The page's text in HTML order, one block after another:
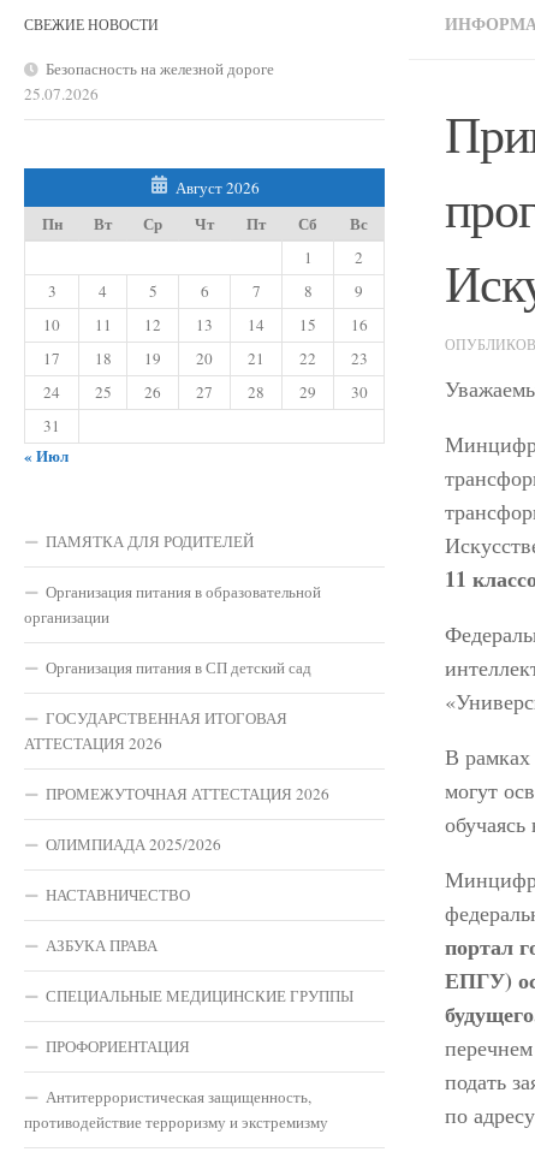
11
В рамках
могут
портал
ЕПГУ)
подать
по адресу
СВЕЖИЕ НОВОСТИ
Безопасность на железной дороге
25.07.2026
Август 2026
Пн Вт Ср Чт Пт Сб Вс
1
2
3
4 5 6 7 8
9
10
11 12 13 14 15
16
17
18 19 20 21 22
23
24
25 26 27 28 29
30
31
« Июл
ПАМЯТКА ДЛЯ РОДИТЕЛЕЙ
Организация питания в образовательной
организации
Организация питания в СП детский сад
ГОСУДАРСТВЕННАЯ ИТОГОВАЯ
АТТЕСТАЦИЯ 2026
ПРОМЕЖУТОЧНАЯ АТТЕСТАЦИЯ 2026
ОЛИМПИАДА 2025/2026
НАСТАВНИЧЕСТВО
АЗБУКА ПРАВА
СПЕЦИАЛЬНЫЕ МЕДИЦИНСКИЕ ГРУППЫ
ПРОФОРИЕНТАЦИЯ
Антитеррористическая защищенность,
противодействие терроризму и экстремизму